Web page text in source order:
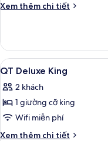
Xem thêm chi tiết
Chi
QT
King
Xem
tất
cả
ảnh
QT
Deluxe
5
QT Deluxe King
2 khách
1 giường cỡ king
Wifi miễn phí
Xem thêm chi tiết
Chi